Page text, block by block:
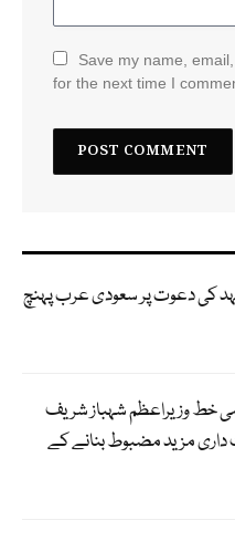
Save my name,
for the next time I
کی دعوت پر سعودی عرب پہنچ
وزیراعظم شہباز شریف
داری مزید مضبوط بنانے کے